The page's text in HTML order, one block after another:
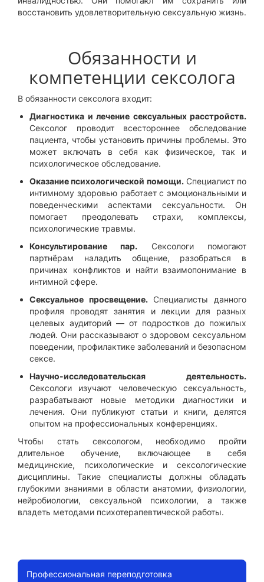
восстановить удовлетворительную сексуальную жизнь.
Обязанности и
компетенции сексолога
В обязанности сексолога входит:
Диагностика и лечение сексуальных расстройств.
Сексолог проводит всестороннее обследование
пациента, чтобы установить причины проблемы. Это
может включать в себя как физическое, так и
психологическое обследование.
Оказание психологической помощи.Специалист по
интимному здоровью работает с эмоциональными и
поведенческими аспектами сексуальности. Он
помогает преодолевать страхи, комплексы,
психологические травмы.
Консультирование пар. Сексологи помогают
партнёрам наладить общение, разобраться в
причинах конфликтов и найти взаимопонимание в
интимной сфере.
Сексуальное просвещение.Специалисты данного
профиля проводят занятия и лекции для разных
целевых аудиторий — от подростков до пожилых
людей. Они рассказывают о здоровом сексуальном
поведении, профилактике заболеваний и безопасном
сексе.
Научно-исследовательская деятельность.
Сексологи изучают человеческую сексуальность,
разрабатывают новые методики диагностики и
лечения. Они публикуют статьи и книги, делятся
опытом на профессиональных конференциях.
Чтобы стать сексологом, необходимо пройти
длительное обучение, включающее в себя
медицинские, психологические и сексологические
дисциплины. Такие специалисты должны обладать
глубокими знаниями в области анатомии, физиологии,
нейробиологии, сексуальной психологии, а также
владеть методами психотерапевтической работы.
Профессиональная переподготовка